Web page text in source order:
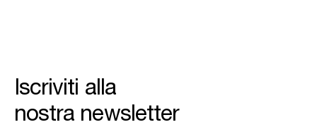
Iscriviti alla
nostra newsletter